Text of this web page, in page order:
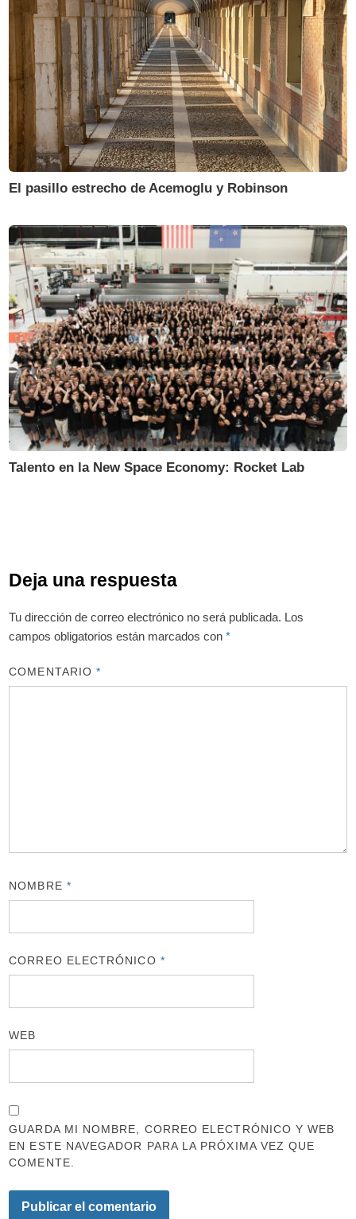
El pasillo estrecho de Acemoglu y Robinson
Talento en la New Space Economy: Rocket Lab
Deja una respuesta
Tu dirección de correo electrónico no será publicada. Los
campos obligatorios están marcados con*
COMENTARIO*
NOMBRE *
CORREO ELECTRÓNICO *
WEB
GUARDA MI NOMBRE, CORREO ELECTRÓNICO Y WEB
EN ESTE NAVEGADOR PARA LA PRÓXIMA VEZ QUE
COMENTE.